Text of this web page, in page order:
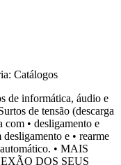
Catálogos
de informática, áudio e
de tensão (descarga
com • desligamento e
e • rearme
• MAIS
DOS SEUS